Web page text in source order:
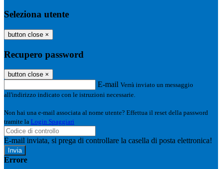
Seleziona utente
button close ×
Recupero password
button close ×
E-mail Verrà inviato un messaggio
all'indirizzo indicato con le istruzioni necessarie.
Non hai una e-mail associata al nome utente? Effettua il reset della password
tramite la Login Spaggiari
E-mail inviata, si prega di controllare la casella di posta elettronica!
Errore